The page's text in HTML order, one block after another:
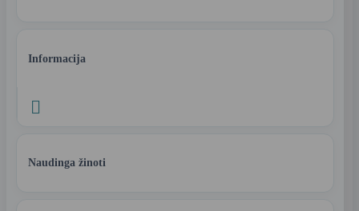
Informacija

Naudinga žinoti